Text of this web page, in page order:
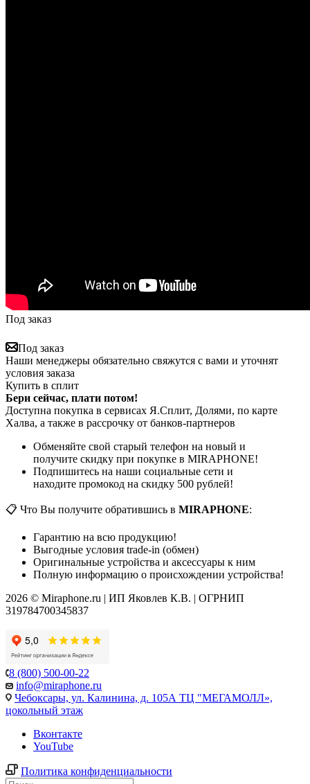
Под заказ
Под заказ
Наши менеджеры обязательно свяжутся с вами и уточнят
условия заказа
Купить в сплит
Бери сейчас, плати потом!
Доступна покупка в сервисах Я.Сплит, Долями, по карте
Халва, а также в рассрочку от банков-партнеров
Обменяйте свой старый телефон на новый и
получите скидку при покупке в MIRAPHONE!
Подпишитесь на наши социальные сети и
находите промокод на скидку 500 рублей!
📋 Что Вы получите обратившись в MIRAPHONE:
Гарантию на всю продукцию!
Выгодные условия trade-in (обмен)
Оригинальные устройства и аксессуары к ним
Полную информацию о происхождении устройства!
2026 © Miraphone.ru | ИП Яковлев К.В. | ОГРНИП
319784700345837
8 (800) 500-00-22
info@miraphone.ru
Чебоксары, ул. Калинина, д. 105А ТЦ "МЕГАМОЛЛ»,
цокольный этаж
Вконтакте
YouTube
Политика конфиденциальности